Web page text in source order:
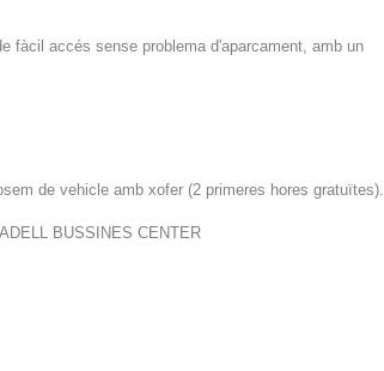
fàcil accés sense problema d'aparcament, amb un
de vehicle amb xofer (2 primeres hores gratuïtes).
BUSSINES CENTER